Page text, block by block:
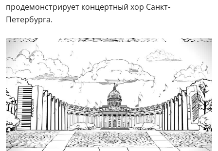
продемонстрирует концертный хор Санкт-
Петербурга.